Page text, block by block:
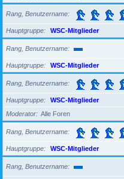
Rang, Benutzername
Hauptgruppe WSC-Mitglieder
Rang, Benutzername
Hauptgruppe WSC-Mitglieder
Rang, Benutzername
Hauptgruppe
WSC-Mitglieder
Moderator
Alle Foren
Rang, Benutzername
Hauptgruppe WSC-Mitglieder
Rang, Benutzername